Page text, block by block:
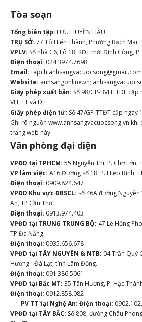
Tòa soạn
Tổng biên tập: LƯU HUYỀN HẬU
TRỤ SỞ: 77 Tô Hiến Thành, Phường Bạch Mai,
VPLV: Số nhà C6, Lô 18, KĐT mới Định Công,
Điện thoại: 024.3974.7698
Email: tapchianhsangvacuocsong@gmail.com
Website: anhsangonline.vn;
Giấy phép xuất bản: Số 98/GP-BVHTTDL
VH, TT và DL
Giấy phép điện tử: Số 47/GP-TTĐT cấp ngày
Ghi rõ nguồn www.anhsangvacuocsong.vn
trang web này.
Văn phòng đại diện
VPĐD tại TPHCM: 55 Nguyễn Thi, P. Chợ Lớn,
VP làm việc: A16 Đường số 18, P. Hiệp Bình,
Điện thoại: 0909.824.647
VPĐD Khu vực ĐBSCL: số 46A đường
An, TP Cần Thơ.
Điện thoại: 0913.974.403
VPĐD tại TRUNG TRUNG BỘ: 47 Lê Hồng
TP Đà Nẵng.
Điện thoại: 0935.656.678
VPĐD tại TÂY NGUYÊN & NTB: 04 Trần Quý
Hương - Đà Lạt, tỉnh Lâm Đồng.
Điện thoại: 091 386 5061
VPĐD tại Bắc MT: 35 Tân Hương, P. Hạc
Điện thoại: 0912.858.082
PV TT tại Nghệ An: Điện thoại:
VPĐD tại TÂY BẮC: Số 808, đường Châu